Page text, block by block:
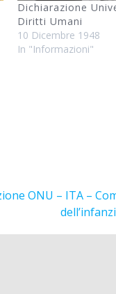
Dichiarazione
Diritti Umani
10 Dicembre 1948
In "Informazioni"
ONU – ITA –